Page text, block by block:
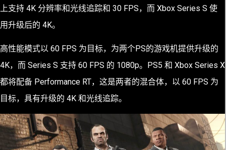
上支持 4K 分辨率和光线追踪和 30 FPS，而 Xbox Series S 使
用升级后的 4K。
高性能模式以 60 FPS 为目标，为两个PS的游戏机提供升级的
4K，而 Series S 支持 60 FPS 的 1080p。PS5 和 Xbox Series X
都将配备 Performance RT，这是两者的混合体，以 60 FPS 为
目标，具有升级的 4K 和光线追踪。